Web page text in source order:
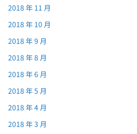
2018 年 11 月
2018 年 10 月
2018 年 9 月
2018 年 8 月
2018 年 6 月
2018 年 5 月
2018 年 4 月
2018 年 3 月